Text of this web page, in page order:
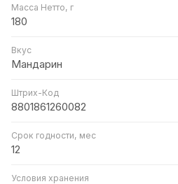
Масса Нетто, г
180
Вкус
Мандарин
Штрих-Код
8801861260082
Срок годности, мес
12
Условия хранения